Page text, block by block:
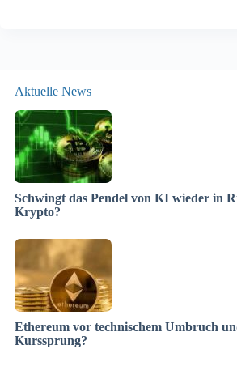
Aktuelle News
Schwingt das Pendel von KI wieder in
Krypto?
Ethereum vor technischem Umbruch
Kurssprung?